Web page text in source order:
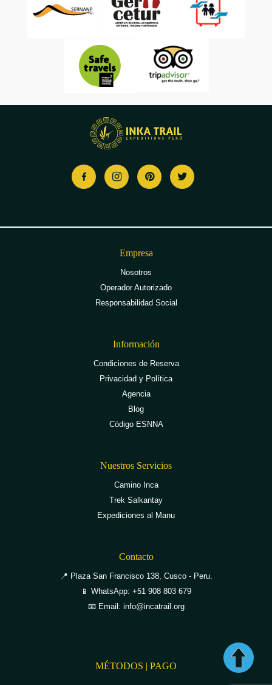
Empresa
Nosotros
Operador Autorizado
Responsabilidad Social
Información
Condiciones de Reserva
Privacidad y Política
Agencia
Blog
Código ESNNA
Nuestros Servicios
Camino Inca
Trek Salkantay
Expediciones al Manu
Contacto
📍 Plaza San Francisco 138, Cusco - Peru.
📱 WhatsApp: +51 908 803 679
📧 Email: info@incatrail.org
MÉTODOS | PAGO